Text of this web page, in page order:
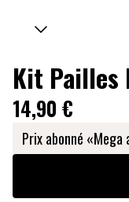
Kit Pailles
14,90 €
Prix abonné